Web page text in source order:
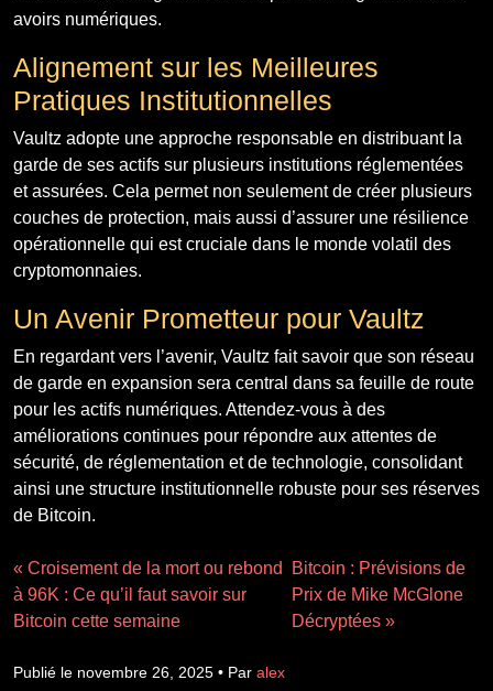
avoirs numériques.
Alignement sur les Meilleures
Pratiques Institutionnelles
Vaultz adopte une approche responsable en distribuant la
garde de ses actifs sur plusieurs institutions réglementées
et assurées. Cela permet non seulement de créer plusieurs
couches de protection, mais aussi d’assurer une résilience
opérationnelle qui est cruciale dans le monde volatil des
cryptomonnaies.
Un Avenir Prometteur pour Vaultz
En regardant vers l’avenir, Vaultz fait savoir que son réseau
de garde en expansion sera central dans sa feuille de route
pour les actifs numériques. Attendez-vous à des
améliorations continues pour répondre aux attentes de
sécurité, de réglementation et de technologie, consolidant
ainsi une structure institutionnelle robuste pour ses réserves
de Bitcoin.
« Croisement de la mort ou rebond
à 96K : Ce qu’il faut savoir sur
Bitcoin cette semaine
Bitcoin : Prévisions de
Prix de Mike McGlone
Décryptées »
Publié le novembre 26, 2025 • Par alex